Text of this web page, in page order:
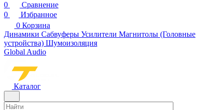
0
Сравнение
0
Избранное
0 Корзина
Динамики Сабвуферы Усилители Магнитолы (Головные
устройства) Шумоизоляция
Global Audio
Каталог